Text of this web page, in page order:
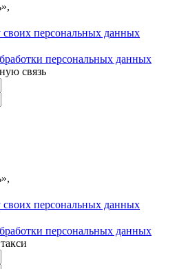
своих персональных данных
персональных данных
связь
своих персональных данных
персональных данных